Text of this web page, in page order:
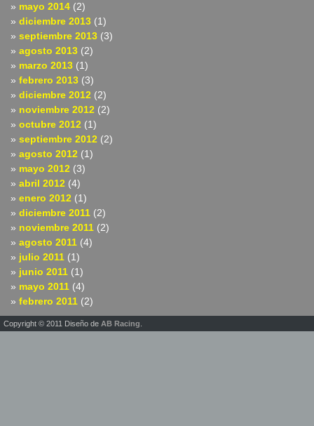
mayo 2014 (2)
diciembre 2013 (1)
septiembre 2013 (3)
agosto 2013 (2)
marzo 2013 (1)
febrero 2013 (3)
diciembre 2012 (2)
noviembre 2012 (2)
octubre 2012 (1)
septiembre 2012 (2)
agosto 2012 (1)
mayo 2012 (3)
abril 2012 (4)
enero 2012 (1)
diciembre 2011 (2)
noviembre 2011 (2)
agosto 2011 (4)
julio 2011 (1)
junio 2011 (1)
mayo 2011 (4)
febrero 2011 (2)
Copyright © 2011 Diseño de AB Racing